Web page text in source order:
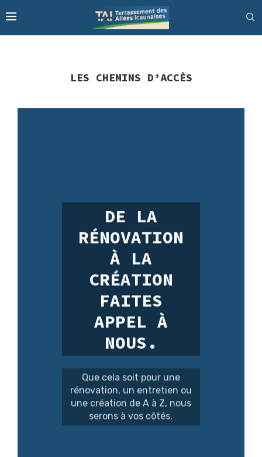
LES CHEMINS D’ACCÈS
DE LA
RÉNOVATION
À LA
CRÉATION
FAITES
APPEL À
NOUS.
Que cela soit pour une
rénovation, un entretien ou
une création de A à Z, nous
serons à vos côtés.